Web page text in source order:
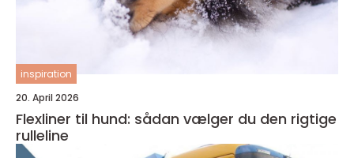
inspiration
20. April 2026
Flexliner til hund: sådan vælger du den rigtige
rulleline